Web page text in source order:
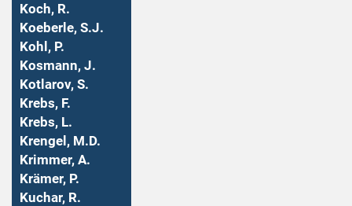
Koch, R.
Koeberle, S.J.
Kohl, P.
Kosmann, J.
Kotlarov, S.
Krebs, F.
Krebs, L.
Krengel, M.D.
Krimmer, A.
Krämer, P.
Kuchar, R.